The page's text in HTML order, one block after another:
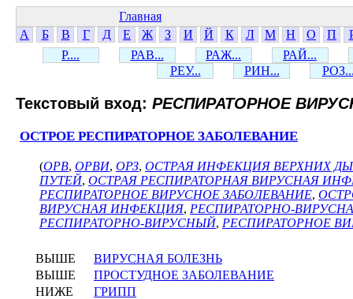
Главная
А
Б В Г Д Е Ж З И Й К Л М Н О П
Р....
РАВ... РАЖ...
РАЙ...
РЕУ...
РИН...
Текстовый вход: РЕСПИРАТОРНОЕ
ОСТРОЕ РЕСПИРАТОРНОЕ ЗАБОЛЕВАНИЕ
(ОРВ, ОРВИ, ОРЗ, ОСТРАЯ ИНФЕКЦИЯ ВЕРХНИХ
ПУТЕЙ, ОСТРАЯ РЕСПИРАТОРНАЯ ВИРУСНАЯ
РЕСПИРАТОРНОЕ ВИРУСНОЕ ЗАБОЛЕВАНИЕ,
ВИРУСНАЯ ИНФЕКЦИЯ, РЕСПИРАТОРНО-
РЕСПИРАТОРНО-ВИРУСНЫЙ, РЕСПИРАТОРНОЕ
ВЫШЕ
ВИРУСНАЯ БОЛЕЗНЬ
ВЫШЕ
ПРОСТУДНОЕ ЗАБОЛЕВАНИЕ
НИЖЕ
ГРИПП